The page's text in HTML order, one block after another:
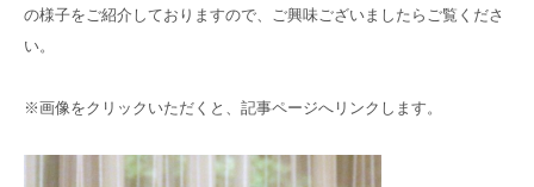
八瀬大原Ⅰ番館
の様子をご紹介しておりますので、ご興味ございましたらご覧くださ
い。
※画像をクリックいただくと、記事ページへリンクします。